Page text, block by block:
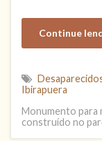
Continue
Ibirapuera
Monumento para
construído no